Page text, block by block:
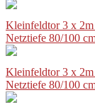
Kleinfeldtor 3 x
Netztiefe 80/100
Kleinfeldtor 3 x
Netztiefe 80/100